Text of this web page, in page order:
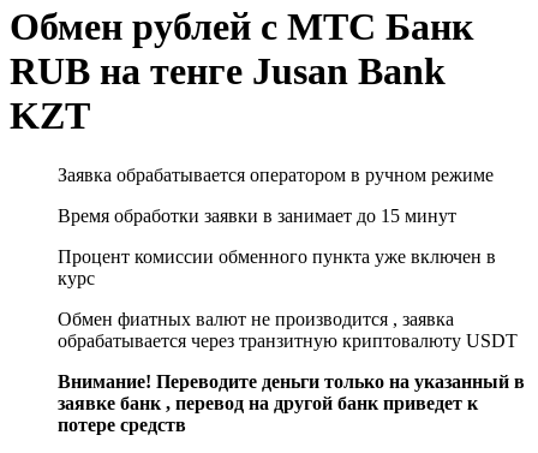
Обмен рублей с МТС Банк
RUB на тенге Jusan Bank
KZT
Заявка обрабатывается оператором в ручном режиме
Время обработки заявки в занимает до 15 минут
Процент комиссии обменного пункта уже включен в
курс
Обмен фиатных валют не производится , заявка
обрабатывается через транзитную криптовалюту USDT
Внимание! Переводите деньги только на указанный в
заявке банк , перевод на другой банк приведет к
потере средств